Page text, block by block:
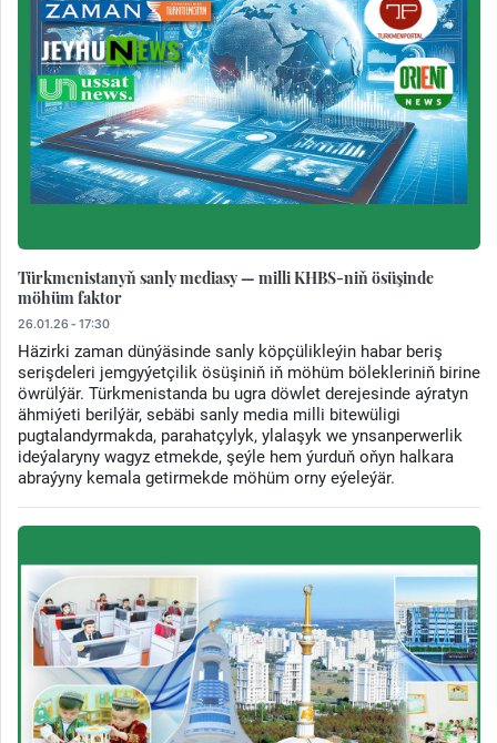
Türkmenistanyň sanly mediasy — milli KHBS-niň ösüşinde
möhüm faktor
26.01.26 - 17:30
Häzirki zaman dünýäsinde sanly köpçülikleýin habar beriş
serişdeleri jemgyýetçilik ösüşiniň iň möhüm bölekleriniň birine
öwrülýär. Türkmenistanda bu ugra döwlet derejesinde aýratyn
ähmiýeti berilýär, sebäbi sanly media milli bitewüligi
pugtalandyrmakda, parahatçylyk, ylalaşyk we ynsanperwerlik
ideýalaryny wagyz etmekde, şeýle hem ýurduň oňyn halkara
abraýyny kemala getirmekde möhüm orny eýeleýär.